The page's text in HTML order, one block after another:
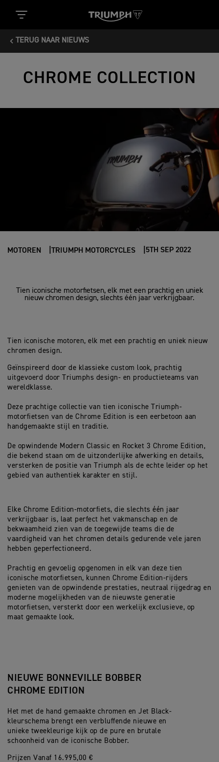
TERUG NAAR NIEUWS
CHROME COLLECTION
MOTOREN TRIUMPH MOTORCYCLES 5TH SEP 2022
Tien iconische motorfietsen, elk met een prachtig en uniek
nieuw chromen design, slechts één jaar verkrijgbaar.
Tien iconische motoren, elk met een prachtig en uniek nieuw
chromen design.
Geïnspireerd door de klassieke custom look, prachtig
uitgevoerd door Triumphs design- en productieteams van
wereldklasse.
Deze prachtige collectie van tien iconische Triumph-
motorfietsen van de Chrome Edition is een eerbetoon aan
handgemaakte stijl en traditie.
De opwindende Modern Classic en Rocket 3 Chrome Edition,
die bekend staan om de uitzonderlijke afwerking en details,
versterken de positie van Triumph als de echte leider op het
gebied van authentiek karakter en stijl.
Elke Chrome Edition-motorfiets, die slechts één jaar
verkrijgbaar is, laat perfect het vakmanschap en de
bekwaamheid zien van de toegewijde teams die de
vaardigheid van het chromen details gedurende vele jaren
hebben geperfectioneerd.
Prachtig en gevoelig opgenomen in elk van deze tien
iconische motorfietsen, kunnen Chrome Edition-rijders
genieten van de opwindende prestaties, neutraal rijgedrag en
moderne mogelijkheden van de nieuwste generatie
motorfietsen, versterkt door een werkelijk exclusieve, op
maat gemaakte look.
NIEUWE BONNEVILLE BOBBER
CHROME EDITION
Het met de hand gemaakte chromen en Jet Black-
kleurschema brengt een verbluffende nieuwe en
unieke tweekleurige kijk op de pure en brutale
schoonheid van de iconische Bobber.
Prijzen Vanaf 16.995,00 €